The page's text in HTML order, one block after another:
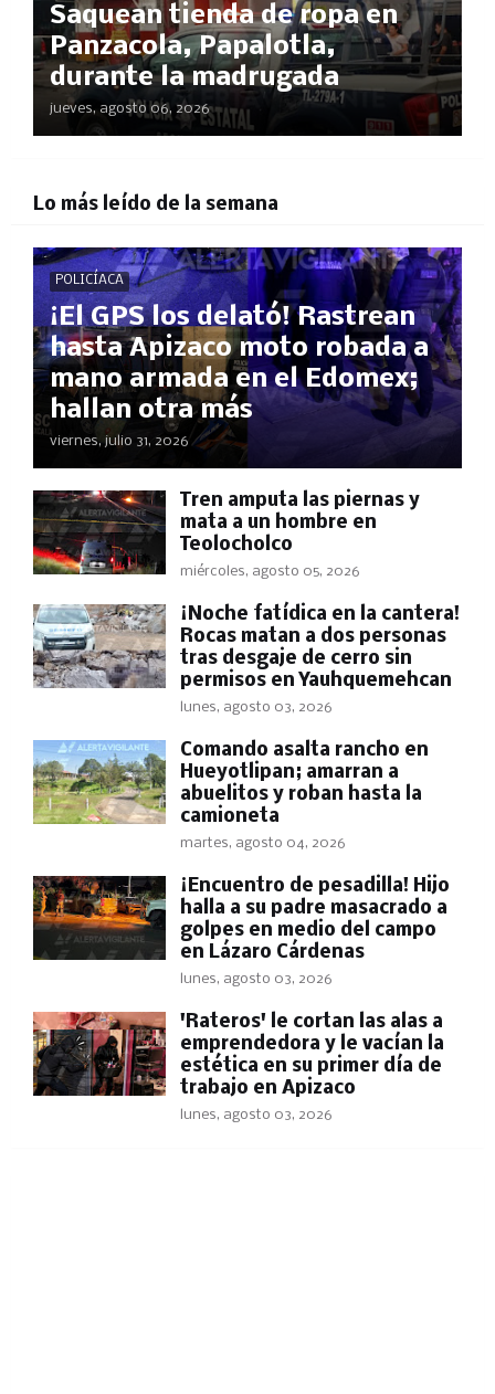
Saquean tienda de ropa en
Panzacola, Papalotla,
durante la madrugada
jueves, agosto 06, 2026
Lo más leído de la semana
POLICÍACA
¡El GPS los delató! Rastrean
hasta Apizaco moto robada a
mano armada en el Edomex;
hallan otra más
viernes, julio 31, 2026
Tren amputa las piernas y
mata a un hombre en
Teolocholco
miércoles, agosto 05, 2026
​¡Noche fatídica en la cantera!
Rocas matan a dos personas
tras desgaje de cerro sin
permisos en Yauhquemehcan
lunes, agosto 03, 2026
Comando asalta rancho en
Hueyotlipan; amarran a
abuelitos y roban hasta la
camioneta
martes, agosto 04, 2026
​¡Encuentro de pesadilla! Hijo
halla a su padre masacrado a
golpes en medio del campo
en Lázaro Cárdenas
lunes, agosto 03, 2026
'Rateros' le cortan las alas a
emprendedora y le vacían la
estética en su primer día de
trabajo en Apizaco
lunes, agosto 03, 2026